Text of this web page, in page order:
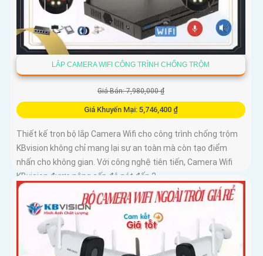
LẮP CAMERA WIFI CÔNG TRÌNH CHỐNG TRỘM
Giá Bán: 7,980,000 ₫
Giá Khuyến Mại: 5,746,400 ₫
Thiết kế trọn bộ lắp Camera Wifi cho công trình chống trộm
KBvision không chỉ mang lại sự an toàn mà còn tạo điểm
nhấn cho không gian. Với công nghệ tiên tiến, Camera Wifi
KBvision được nâng cấp độ nét đến 2